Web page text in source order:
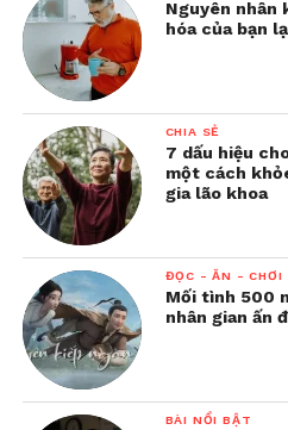
Nguyên nhân
hóa của bạn
CHIA SẺ
7 dấu hiệu
một cách
gia lão khoa
ĐỌC - ĂN - CHƠI
Mối tình 500
nhân gian ấn
BÀI NỔI BẬT